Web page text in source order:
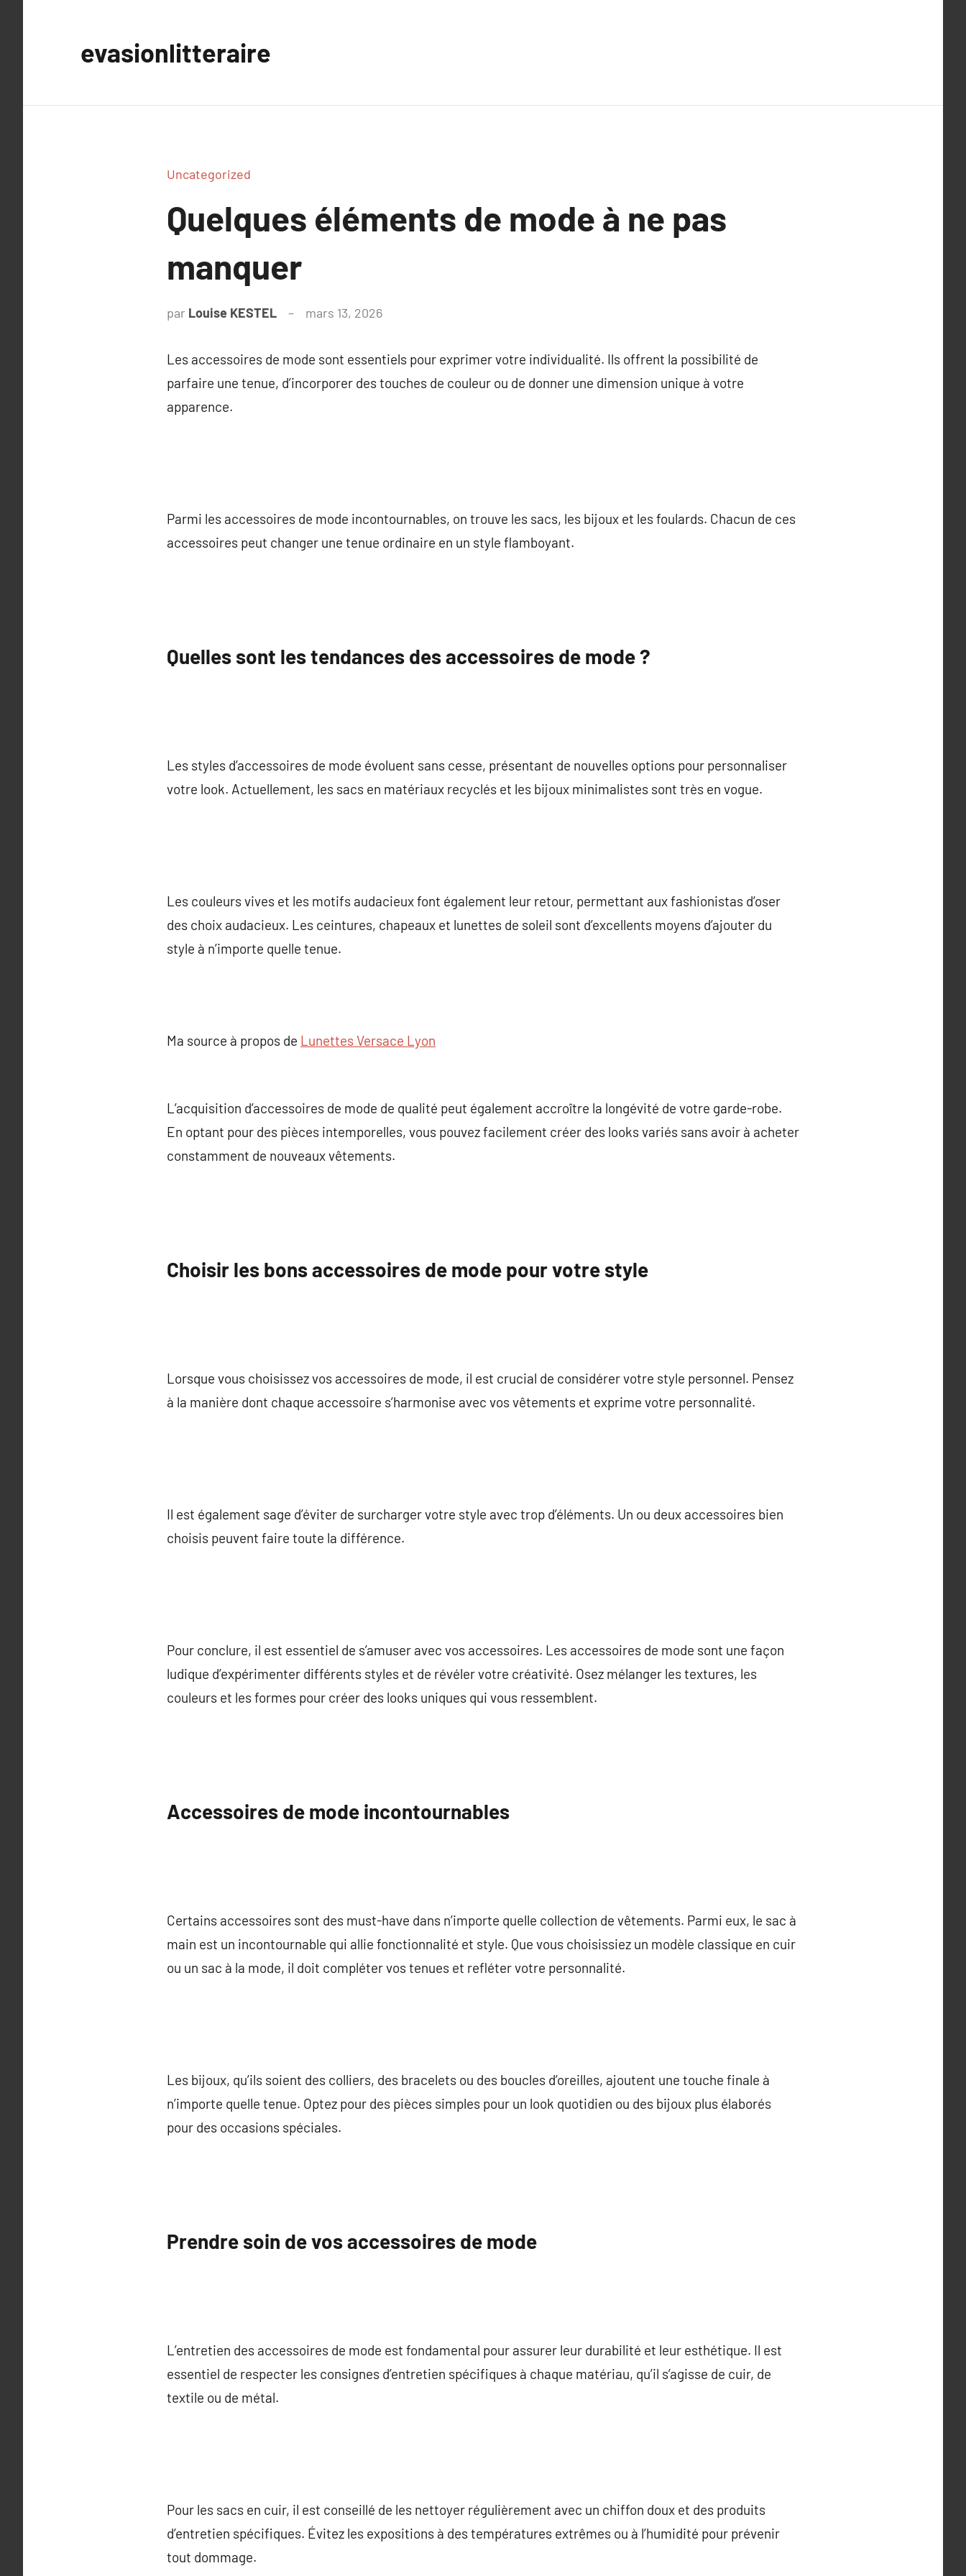
evasionlitteraire
Uncategorized
Quelques éléments de mode à ne pas
manquer
par Louise KESTEL mars 13, 2026
Les accessoires de mode sont essentiels pour exprimer votre individualité. Ils offrent la possibilité de
parfaire une tenue, d’incorporer des touches de couleur ou de donner une dimension unique à votre
apparence.
Parmi les accessoires de mode incontournables, on trouve les sacs, les bijoux et les foulards. Chacun de ces
accessoires peut changer une tenue ordinaire en un style flamboyant.
Quelles sont les tendances des accessoires de mode ?
Les styles d’accessoires de mode évoluent sans cesse, présentant de nouvelles options pour personnaliser
votre look. Actuellement, les sacs en matériaux recyclés et les bijoux minimalistes sont très en vogue.
Les couleurs vives et les motifs audacieux font également leur retour, permettant aux fashionistas d’oser
des choix audacieux. Les ceintures, chapeaux et lunettes de soleil sont d’excellents moyens d’ajouter du
style à n’importe quelle tenue.
Ma source à propos de Lunettes Versace Lyon
L’acquisition d’accessoires de mode de qualité peut également accroître la longévité de votre garde-robe.
En optant pour des pièces intemporelles, vous pouvez facilement créer des looks variés sans avoir à acheter
constamment de nouveaux vêtements.
Choisir les bons accessoires de mode pour votre style
Lorsque vous choisissez vos accessoires de mode, il est crucial de considérer votre style personnel. Pensez
à la manière dont chaque accessoire s’harmonise avec vos vêtements et exprime votre personnalité.
Il est également sage d’éviter de surcharger votre style avec trop d’éléments. Un ou deux accessoires bien
choisis peuvent faire toute la différence.
Pour conclure, il est essentiel de s’amuser avec vos accessoires. Les accessoires de mode sont une façon
ludique d’expérimenter différents styles et de révéler votre créativité. Osez mélanger les textures, les
couleurs et les formes pour créer des looks uniques qui vous ressemblent.
Accessoires de mode incontournables
Certains accessoires sont des must-have dans n’importe quelle collection de vêtements. Parmi eux, le sac à
main est un incontournable qui allie fonctionnalité et style. Que vous choisissiez un modèle classique en cuir
ou un sac à la mode, il doit compléter vos tenues et refléter votre personnalité.
Les bijoux, qu’ils soient des colliers, des bracelets ou des boucles d’oreilles, ajoutent une touche finale à
n’importe quelle tenue. Optez pour des pièces simples pour un look quotidien ou des bijoux plus élaborés
pour des occasions spéciales.
Prendre soin de vos accessoires de mode
L’entretien des accessoires de mode est fondamental pour assurer leur durabilité et leur esthétique. Il est
essentiel de respecter les consignes d’entretien spécifiques à chaque matériau, qu’il s’agisse de cuir, de
textile ou de métal.
Pour les sacs en cuir, il est conseillé de les nettoyer régulièrement avec un chiffon doux et des produits
d’entretien spécifiques. Évitez les expositions à des températures extrêmes ou à l’humidité pour prévenir
tout dommage.